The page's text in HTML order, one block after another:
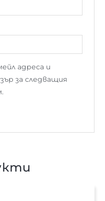
адреса и
за следващия